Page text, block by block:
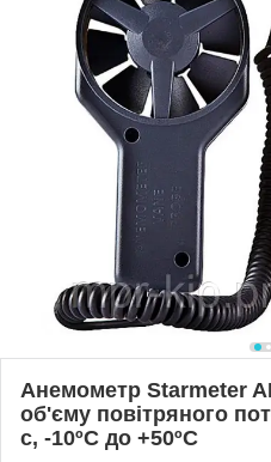
Анемометр Starmeter
об'єму повітряного
с, -10ºC до +50ºC